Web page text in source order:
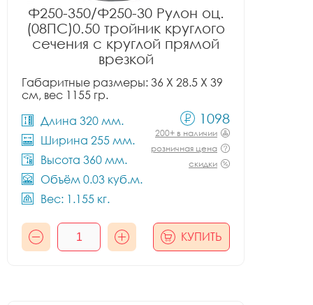
Ф250-350/Ф250-30 Рулон оц.
(08ПС)0.50 тройник круглого
сечения с круглой прямой
врезкой
Габаритные размеры: 36 X 28.5 X 39
см, вес 1155 гр.
Длина 320 мм.
Ширина 255 мм.
Высота 360 мм.
Объём 0.03 куб.м.
Вес: 1.155 кг.
1098
200+ в наличии
розничная цена
скидки
КУПИТЬ